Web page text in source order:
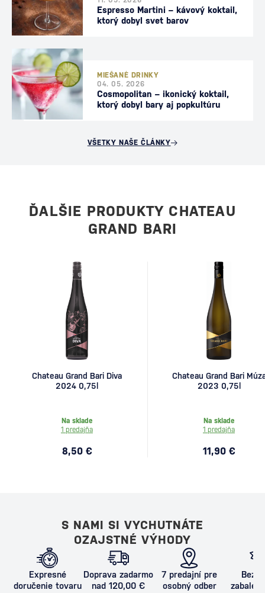
Espresso Martini – kávový koktail,
ktorý dobyl svet barov
MIEŠANÉ DRINKY
04. 05. 2026
Cosmopolitan – ikonický koktail,
ktorý dobyl bary aj popkultúru
VŠETKY NAŠE ČLÁNKY
ĎALŠIE PRODUKTY CHATEAU
GRAND BARI
Chateau Grand Bari Diva
2024 0,75l
Na sklade
1 predajňa
8,50 €
Chateau Grand Bari
2023 0,75l
Na sklade
1 predajňa
11,90 €
S NAMI SI VYCHUTNÁTE
OZAJSTNÉ VÝHODY
Expresné
doručenie tovaru
Doprava zadarmo
nad 120,00 €
7 predajní pre
osobný odber